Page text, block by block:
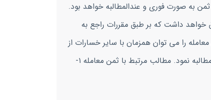
به صورت فوری و عندالمطالبه خواهد بود.
حق خواهد داشت که بر طبق مقررات راجع به
را می توان همزمان با سایر خسارات از
جمله خسارت تاخیر در تأدیه دین و یا به همراه وجه التزام ناشی از قرارداد و ضمن یک دادخواست مطالبه نمود. مطالب مرتبط با ثمن معامله ۱-